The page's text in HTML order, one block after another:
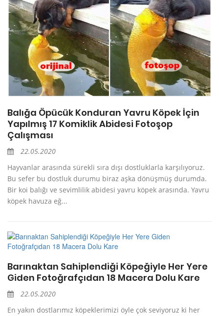
Balığa Öpücük Konduran Yavru Köpek İçin
Yapılmış 17 Komiklik Abidesi Fotoşop
Çalışması
22.05.2020
Hayvanlar arasında sürekli sıra dışı dostluklarla karşılıyoruz.
Bu sefer bu dostluk durumu biraz aşka dönüşmüş durumda.
Bir koi balığı ve sevimlilik abidesi yavru köpek arasında. Yavru
köpek havuza eğ...
Barınaktan Sahiplendiği Köpeğiyle Her Yere
Giden Fotoğrafçıdan 18 Macera Dolu Kare
22.05.2020
En yakın dostlarımız köpeklerimizi öyle çok seviyoruz ki her